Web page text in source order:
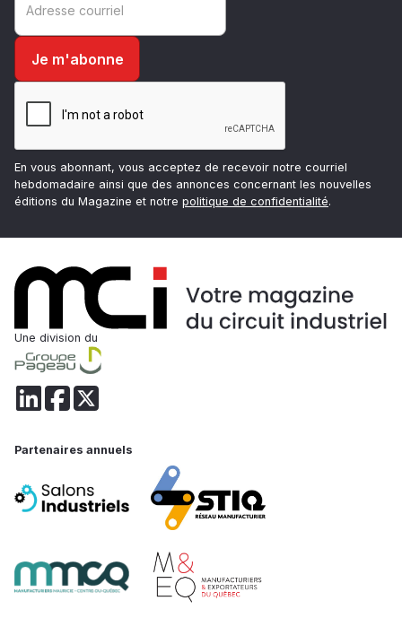
En vous abonnant, vous acceptez de recevoir notre courriel
hebdomadaire ainsi que des annonces concernant les nouvelles
éditions du Magazine et notre politique de confidentialité.
Une division du
Partenaires annuels